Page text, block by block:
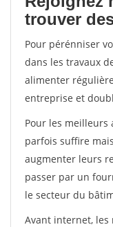
trouver
Pour pérénniser
dans les travaux
alimenter
entreprise et
Pour les meilleurs
parfois suffire
augmenter leurs
passer par un
le secteur du
Avant internet, les